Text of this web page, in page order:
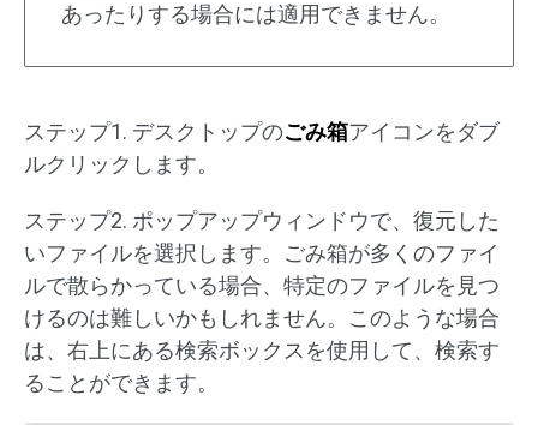
あったりする場合には適用できません。
ステップ1. デスクトップのごみ箱アイコンをダブ
ルクリックします。
ステップ2. ポップアップウィンドウで、復元した
いファイルを選択します。ごみ箱が多くのファイ
ルで散らかっている場合、特定のファイルを見つ
けるのは難しいかもしれません。このような場合
は、右上にある検索ボックスを使用して、検索す
ることができます。